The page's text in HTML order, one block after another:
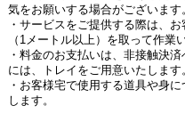
気をお願いする場合がございます
・サービスをご提供する際は、
（1メートル以上）を取って作業
・料金のお支払いは、非接触決
には、トレイをご用意いたします
・お客様宅で使用する道具や身
します。